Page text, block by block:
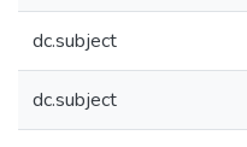
dc.subject
dc.subject